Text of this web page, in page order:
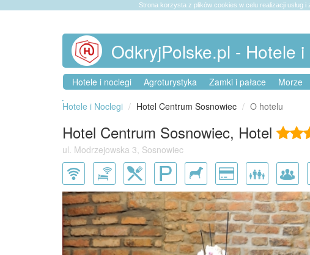
Strona korzysta z plików cookies w celu realizacji usług i
OdkryjPolske.pl - Hotele
Hotele i noclegi Agroturystyka Zamki i pałace Morze
Hotele i Noclegi
Hotel Centrum Sosnowiec O hotelu
Hotel Centrum Sosnowiec, Hotel
ul. Modrzejowska 3, Sosnowiec